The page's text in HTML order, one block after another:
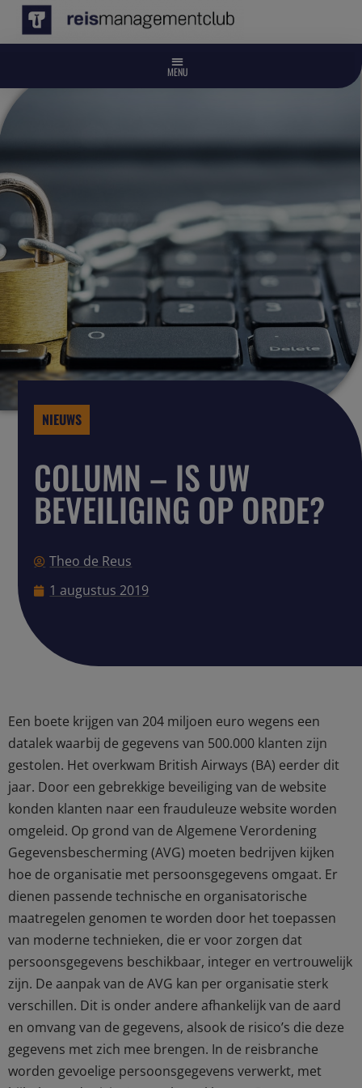
NIEUWS
COLUMN – IS UW
BEVEILIGING OP ORDE?
Theo de Reus
1 augustus 2019
Een boete krijgen van 204 miljoen euro wegens een
datalek waarbij de gegevens van 500.000 klanten zijn
gestolen. Het overkwam British Airways (BA) eerder dit
jaar. Door een gebrekkige beveiliging van de website
konden klanten naar een frauduleuze website worden
omgeleid. Op grond van de Algemene Verordening
Gegevensbescherming (AVG) moeten bedrijven kijken
hoe de organisatie met persoonsgegevens omgaat. Er
dienen passende technische en organisatorische
maatregelen genomen te worden door het toepassen
van moderne technieken, die er voor zorgen dat
persoonsgegevens beschikbaar, integer en vertrouwelijk
zijn. De aanpak van de AVG kan per organisatie sterk
verschillen. Dit is onder andere afhankelijk van de aard
en omvang van de gegevens, alsook de risico’s die deze
gegevens met zich mee brengen. In de reisbranche
worden gevoelige persoonsgegevens verwerkt, met